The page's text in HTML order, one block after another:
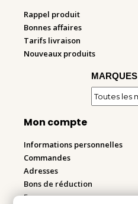
Rappel produit
Bonnes affaires
Tarifs livraison
Nouveaux produits
MARQUES
Mon compte
Informations personnelles
Commandes
Adresses
Bons de réduction
Espace pro